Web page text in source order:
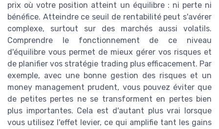
prix où votre position atteint un équilibre : ni perte ni
bénéfice. Atteindre ce seuil de rentabilité peut s'avérer
complexe, surtout sur des marchés aussi volatils.
Comprendre le fonctionnement de ce niveau
d'équilibre vous permet de mieux gérer vos risques et
de planifier vos stratégie trading plus efficacement. Par
exemple, avec une bonne gestion des risques et un
money management prudent, vous pouvez éviter que
de petites pertes ne se transforment en pertes bien
plus importantes. Cela est d'autant plus vrai lorsque
vous utilisez l'effet levier, ce qui amplifie tant les gains